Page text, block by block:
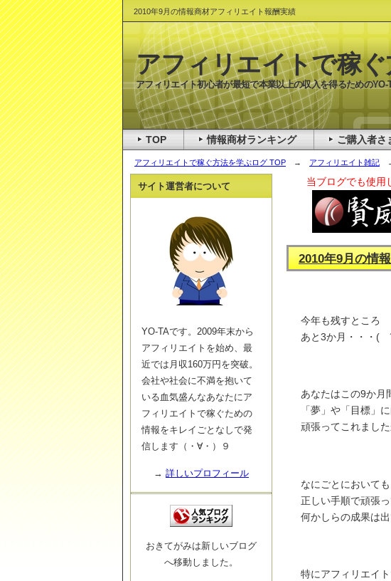
2010年9月の情報商材アフィリエイト報酬実績
アフィリエイトで稼ぐ方法を学ぶログ TOP → アフィリエイト雑記 →
当ブログでも使用
2010年9月の情
今年も残すところ
あと3か月・・・(
あなたはこの9か月
「夢」や「目標」
頑張ってこれました
なにごとにおいても
正しい手順で頑張
何かしらの成果は
特にアフィリエイ
サイト運営者について
YO-TAです。2009年末から
アフィリエイトを始め、最
近では月収160万円を突破。
会社や社会に不満を抱いて
いる血気盛んなあなたにア
フィリエイトで稼ぐための
情報をキレイごとなしで発
信します（・∀・）９
→ 詳しいプロフィール
おきてがみは新しいブログ
へ移動しました。
アフィリエイトで稼
アフィリエイト初心者が最短で本業以上の収入を得るための
TOP 情報商材ランキング ご購入者さ